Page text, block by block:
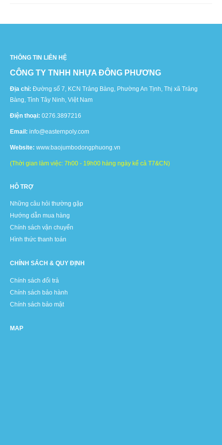
THÔNG TIN LIÊN HỆ
CÔNG TY TNHH NHỰA ĐÔNG PHƯƠNG
Địa chỉ: Đường số 7, KCN Trảng Bàng, Phường An Tịnh, Thị xã Trảng
Bàng, Tỉnh Tây Ninh, Việt Nam
Điện thoại: 0276.3897216
Email: info@easternpoly.com
Website: www.baojumbodongphuong.vn
(Thời gian làm việc: 7h00 - 19h00 hàng ngày kể cả T7&CN)
HỖ TRỢ
Những câu hỏi thường gặp
Hướng dẫn mua hàng
Chính sách vận chuyển
Hình thức thanh toán
CHÍNH SÁCH & QUY ĐỊNH
Chính sách đổi trả
Chính sách bảo hành
Chính sách bảo mật
MAP